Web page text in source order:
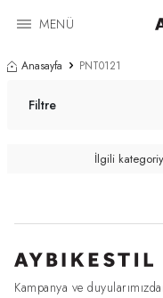
MENÜ
Anasayfa PNT0121
Filtre
İlgili
Kampanya ve